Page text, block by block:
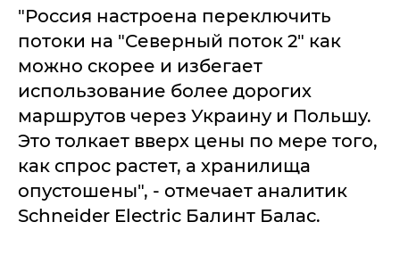
"Россия настроена переключить
потоки на "Северный поток 2" как
можно скорее и избегает
использование более дорогих
маршрутов через Украину и Польшу.
Это толкает вверх цены по мере того,
как спрос растет, а хранилища
опустошены", - отмечает аналитик
Schneider Electric Балинт Балас.